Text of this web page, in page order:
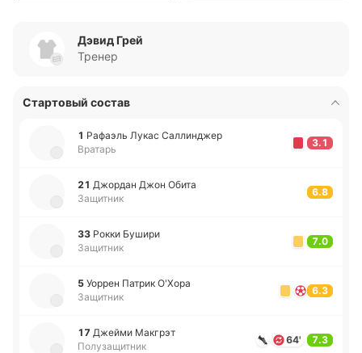
Дэвид Грей
Тренер
Стартовый состав
1 Ра­фаэль Лукас Са­лли­нджер
Вратарь
3.1
21 Джо­рдан Джон Обита
Защитник
6.8
33 Рокки Бушири
Защитник
7.0
5 Уоррен Патрик О'Хора
Защитник
6.3
17 Джейми Ма­кгрэт
Полузащитник
64' 7.3